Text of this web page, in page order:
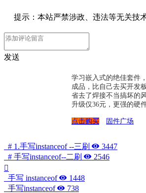
提示：本站严禁涉政、违法等无关技
发送
学习嵌入式的绝佳套件
成品，比自己去买开发
省去了焊接不当搞坏的
升级仅36元，更强的硬
点击购买 固件广场
# 1.手写instanceof --三刷
3447
# 手写instanceof--二刷
2546
手写 instanceof
1448
手写instanceof
738